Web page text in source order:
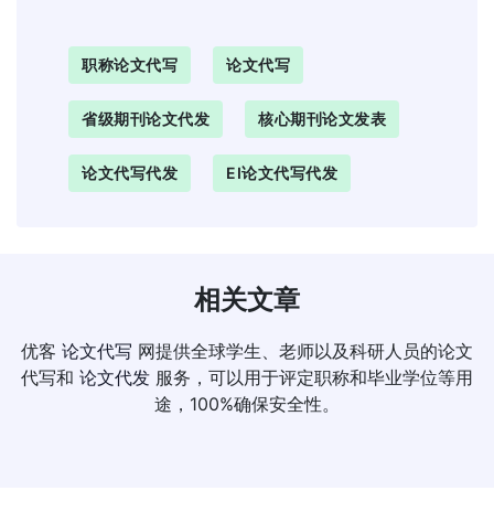
职称论文代写 论文代写
省级期刊论文代发 核心期刊论文发表
论文代写代发 EI论文代写代发
相关文章
优客 论文代写 网提供全球学生、老师以及科研人员的论文
代写和 论文代发 服务，可以用于评定职称和毕业学位等用
途，100%确保安全性。